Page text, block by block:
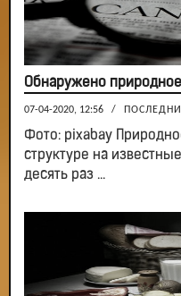
Обнаружено природное
07-04-2020, 12:56 /
Фото: pixabay
структуре на
десять раз ...